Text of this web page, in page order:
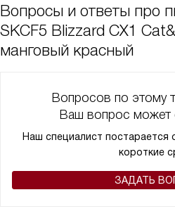
Вопросы и ответы про
SKCF5 Blizzard CX1
манговый красный
Вопросов по этому
Ваш вопрос может
Наш специалист постарается
короткие
ЗАДАТЬ